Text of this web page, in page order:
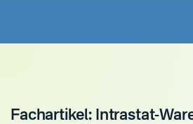
Fachartikel: Intrastat-